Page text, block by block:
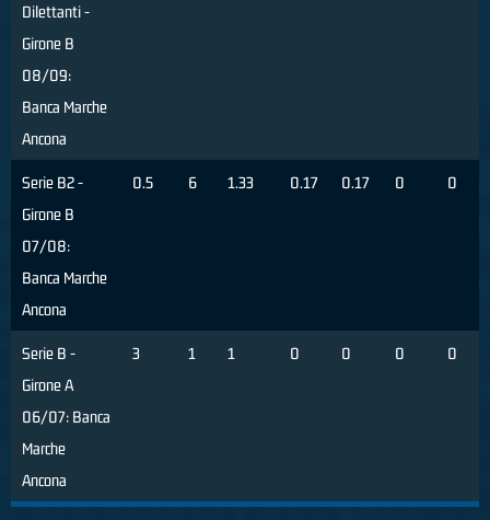
Dilettanti -
Girone B
08/09:
Banca Marche
Ancona
Serie B2 -
Girone B
07/08:
Banca Marche
Ancona
0.5 6 1.33 0.17 0.17 0 0
Serie B -
Girone A
06/07: Banca
Marche
Ancona
3 1 1 0 0 0 0